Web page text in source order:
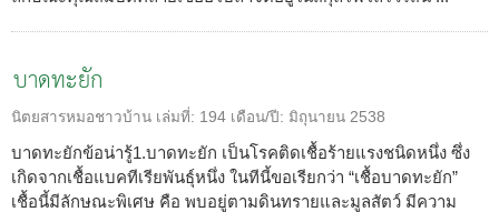
บาดทะยัก
นิตยสารหมอชาวบ้าน เล่มที่: 194 เดือน/ปี: มิถุนายน 2538
บาดทะยักข้อน่ารู้1.บาดทะยัก เป็นโรคติดเชื้อร้ายแรงชนิดหนึ่ง ซึ่ง
เกิดจากเชื้อแบคทีเรียพันธุ์หนึ่ง ในทีนี้ขอเรียกว่า “เชื้อบาดทะยัก”
เชื้อนี้มีลักษณะพิเศษ คือ พบอยู่ตามดินทรายและมูลสัตว์ มีความ